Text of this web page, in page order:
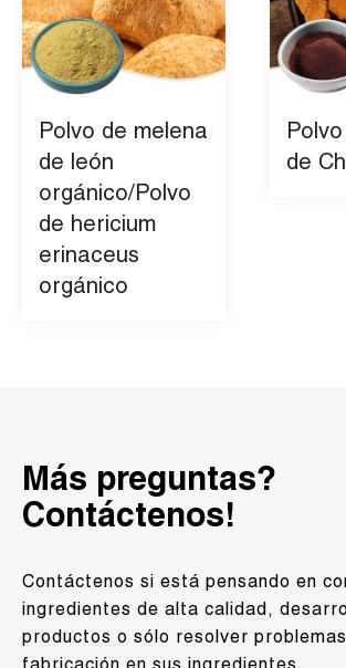
Polvo de melena
de león
orgánico/Polvo
de hericium
erinaceus
orgánico
de
Más preguntas?
Contáctenos!
Contáctenos si está pensando en
ingredientes de alta calidad,
productos o sólo resolver